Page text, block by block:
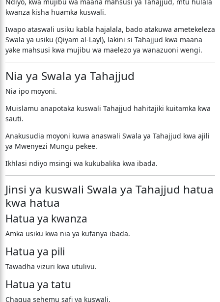
kwanza kisha huamka kuswali.
Iwapo ataswali usiku kabla hajalala, bado atakuwa ametekeleza
Swala ya usiku (Qiyam al-Layl), lakini si Tahajjud kwa maana
yake mahsusi kwa mujibu wa maelezo ya wanazuoni wengi.
Nia ya Swala ya Tahajjud
Nia ipo moyoni.
Muislamu anapotaka kuswali Tahajjud hahitajiki kuitamka kwa
sauti.
Anakusudia moyoni kuwa anaswali Swala ya Tahajjud kwa ajili
ya Mwenyezi Mungu pekee.
Ikhlasi ndiyo msingi wa kukubalika kwa ibada.
Jinsi ya kuswali Swala ya Tahajjud hatua
kwa hatua
Hatua ya kwanza
Amka usiku kwa nia ya kufanya ibada.
Hatua ya pili
Tawadha vizuri kwa utulivu.
Hatua ya tatu
Chagua sehemu safi ya kuswali.